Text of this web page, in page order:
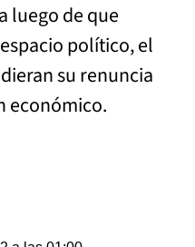
luego de que
político, el
su renuncia
económico.